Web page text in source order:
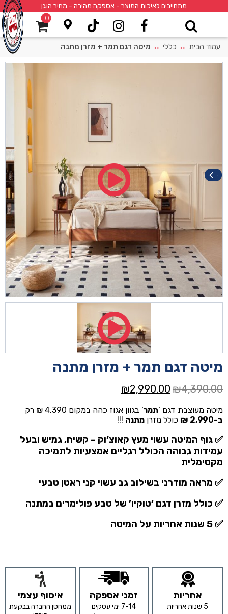
מתחייבים לאיכות המוצר - אספקה מהירה - מחיר הוגן
0
עמוד הבית >> כללי >> מיטה דגם תמר + מזרן מתנה
מיטה דגם תמר + מזרן מתנה
₪4,390.00
המחיר
היה:
₪4,390.00.
₪2,990.00
הוא:
₪2,990.00.
מיטה מעוצבת דגם ‘תמר‘ בגוון אגוז כהה במקום 4,390 ₪ רק
ב-2,990 ₪
כולל מזרן מתנה !!!
✅ גוף המיטה עשוי מעץ קאוצ’וק – קשיח, גמיש ובעל
עמידות גבוהה הכולל רגליים אמצעיות לתמיכה
מקסימלית
✅ מראה מודרני בשילוב גב עשוי קני ראטן טבעי
✅ כולל מזרן דגם ‘טוקיו’ של טבע פולימרים במתנה
✅ 5 שנות אחריות על המיטה
אחריות
5 שנות אחריות
זמני אספקה
7-14 ימי עסקים
איסוף עצמי
ממחסן החברה בבקעת